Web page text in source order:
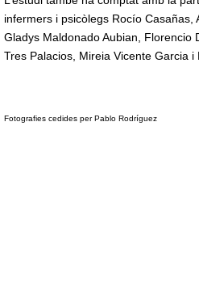
infermers i psicòlegs Rocío Casañas,
Gladys Maldonado Aubian, Florencio
Tres Palacios, Mireia Vicente Garcia i
Fotografies cedides per Pablo Rodríguez